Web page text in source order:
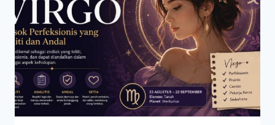
DIBENDUNG